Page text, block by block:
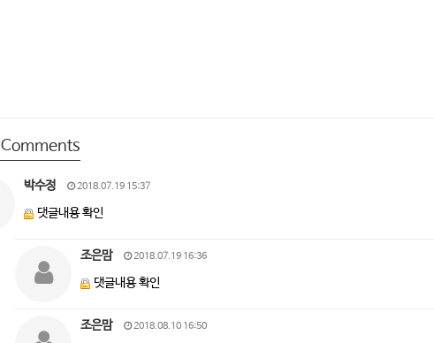
Comments
박수정 2018.07.19 15:37
댓글내용 확인
조은맘 2018.07.19 16:36
댓글내용 확인
조은맘 2018.08.10 16:50